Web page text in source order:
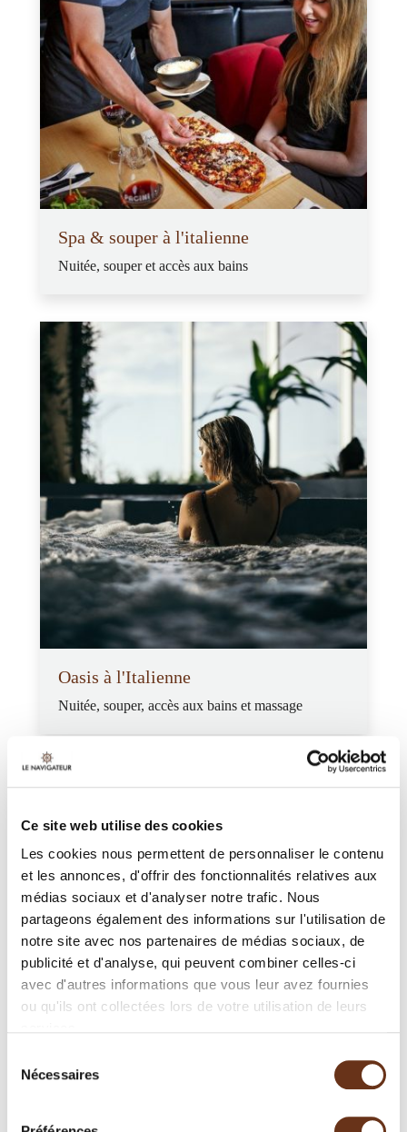
Ce site web utilise des cookies
Les cookies nous permettent de personnaliser le contenu
et les annonces, d'offrir des fonctionnalités relatives aux
médias sociaux et d'analyser notre trafic. Nous
partageons également des informations sur l'utilisation de
notre site avec nos partenaires de médias sociaux, de
publicité et d'analyse, qui peuvent combiner celles-ci
avec d'autres informations que vous leur avez fournies
ou qu'ils ont collectées lors de votre utilisation de leurs
Nécessaires
Spa & souper à l'italienne
Nuitée, souper et accès aux bains
Oasis à l'Italienne
Nuitée, souper, accès aux bains et massage